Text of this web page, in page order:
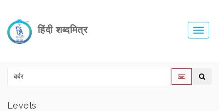
हिंदी शब्दमित्र
Levels